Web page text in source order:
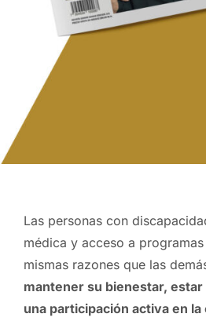
Las personas con
médica y acceso a
mismas razones que las
mantener su bienestar,
una participación activa en la